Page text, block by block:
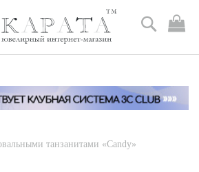
Поиск
танзанитами «Candy»